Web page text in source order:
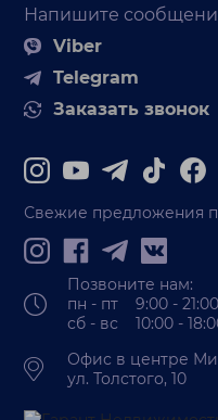
Напишите
Viber
Telegram
Заказать звонок
Свежие предложения
Позвоните нам:
пн - пт 9:00 - 21:00
сб - вс 10:00 -
Офис в центре
ул. Толстого, 10